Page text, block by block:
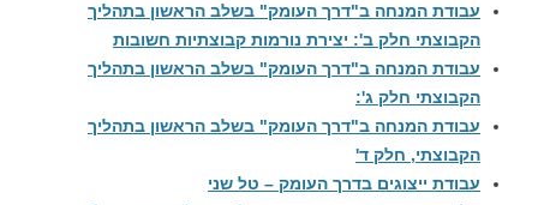
עבודת המנחה ב"דרך העומק" בשלב הראשון בתהליך
הקבוצתי חלק ב': יצירת נורמות קבוצתיות חשובות
עבודת המנחה ב"דרך העומק" בשלב הראשון בתהליך
הקבוצתי חלק ג':
עבודת המנחה ב"דרך העומק" בשלב הראשון בתהליך
הקבוצתי, חלק ד'
עבודת ייצוגים בדרך העומק – טל שני